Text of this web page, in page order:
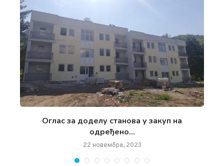
Oглас за доделу станова у закуп на
одређено...
22 новембра, 2023